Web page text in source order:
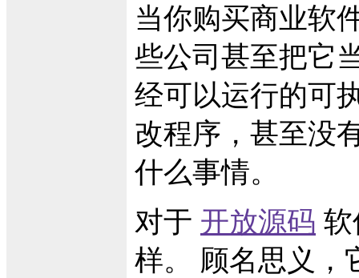
当你购买商业软
些公司甚至把它
经可以运行的可
改程序，甚至没
什么事情。
对于 开放源码 软
样。 顾名思义，